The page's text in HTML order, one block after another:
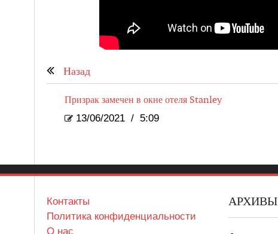
Назад
Призрак замечен в окне отеля Stanley
13/06/2021 / 5:09
Контакты
Политика конфиденциальности
О нас
АРХИВЫ